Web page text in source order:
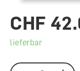
CHF
lieferbar